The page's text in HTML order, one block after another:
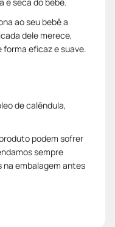
ao seu bebê a
dele merece,
eficaz e suave.
de calêndula,
podem sofrer
sempre
embalagem antes